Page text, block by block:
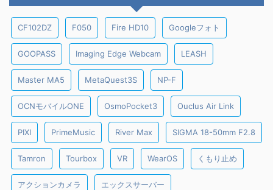
CF102DZ F050 Fire HD10 Googleフォト
GOOPASS Imaging Edge Webcam LEASH
Master MA5 MetaQuest3S NP-F
OCNモバイルONE OsmoPocket3 Ouclus Air Link
PIXI PrimeMusic River Max SIGMA 18-50mm F2.8
Tamron Tourbox VR WearOS くもり止め
アクションカメラ エックスサーバー